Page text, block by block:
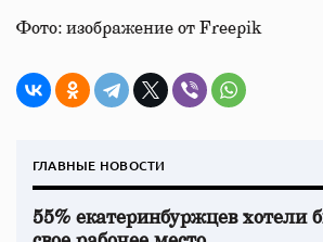
Фото: изображение от Freepik
ГЛАВНЫЕ НОВОСТИ
55% екатеринбуржцев хотели